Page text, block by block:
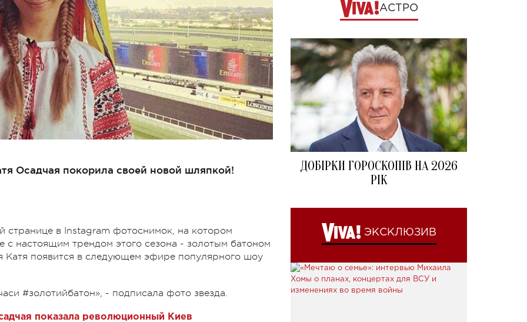
Осадчая покорила своей новой шляпкой!
странице в Instagram фотоснимок, на котором
настоящим трендом этого сезона - золотым батоном
Катя появится в следующем эфире популярного шоу
#золотийбатон», - подписала фото звезда.
показала революционный Киев
АСТРО
ДОБІРКИ ГОРОСКОПІВ НА 2026
РІК
ЭКСКЛЮЗИВ